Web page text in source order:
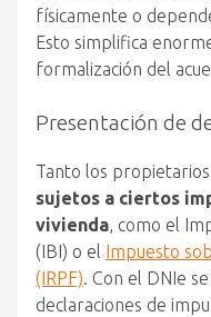
físicamente o
Esto simplifica
formalización del
Presentación de
Tanto los
sujetos a ciertos
vivienda, como el
(IBI) o el Impuesto
(IRPF). Con el DNIe
declaraciones de